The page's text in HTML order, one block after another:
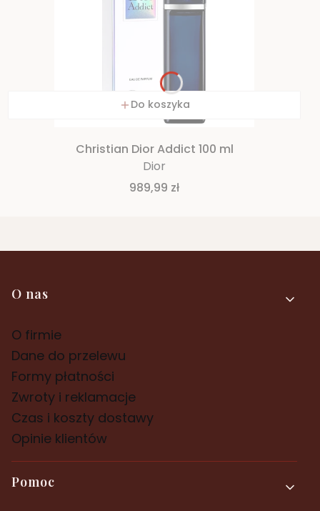
Do koszyka
Christian Dior Addict 100 ml
Dior
Cena
989,99 zł
Linki w stopce
O nas
O firmie
Dane do przelewu
Formy płatności
Zwroty i reklamacje
Czas i koszty dostawy
Opinie klientów
Pomoc